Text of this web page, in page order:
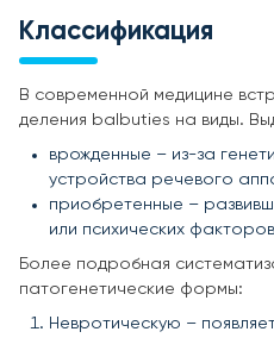
Классификация
В современной медицине
деления balbuties на виды.
врожденные – из-за
устройства речевого
приобретенные –
или психических
Более подробная
патогенетические формы:
Невротическую –